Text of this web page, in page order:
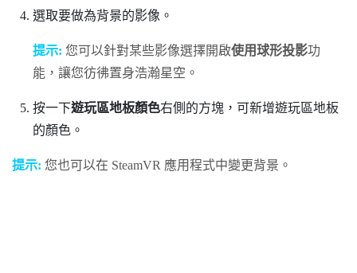
選取要做為背景的影像。
提示: 您可以針對某些影像選擇開啟使用球形投影功
能，讓您彷彿置身浩瀚星空。
按一下遊玩區地板顏色右側的方塊，可新增遊玩區地板
的顏色。
提示: 您也可以在 SteamVR 應用程式中變更背景。